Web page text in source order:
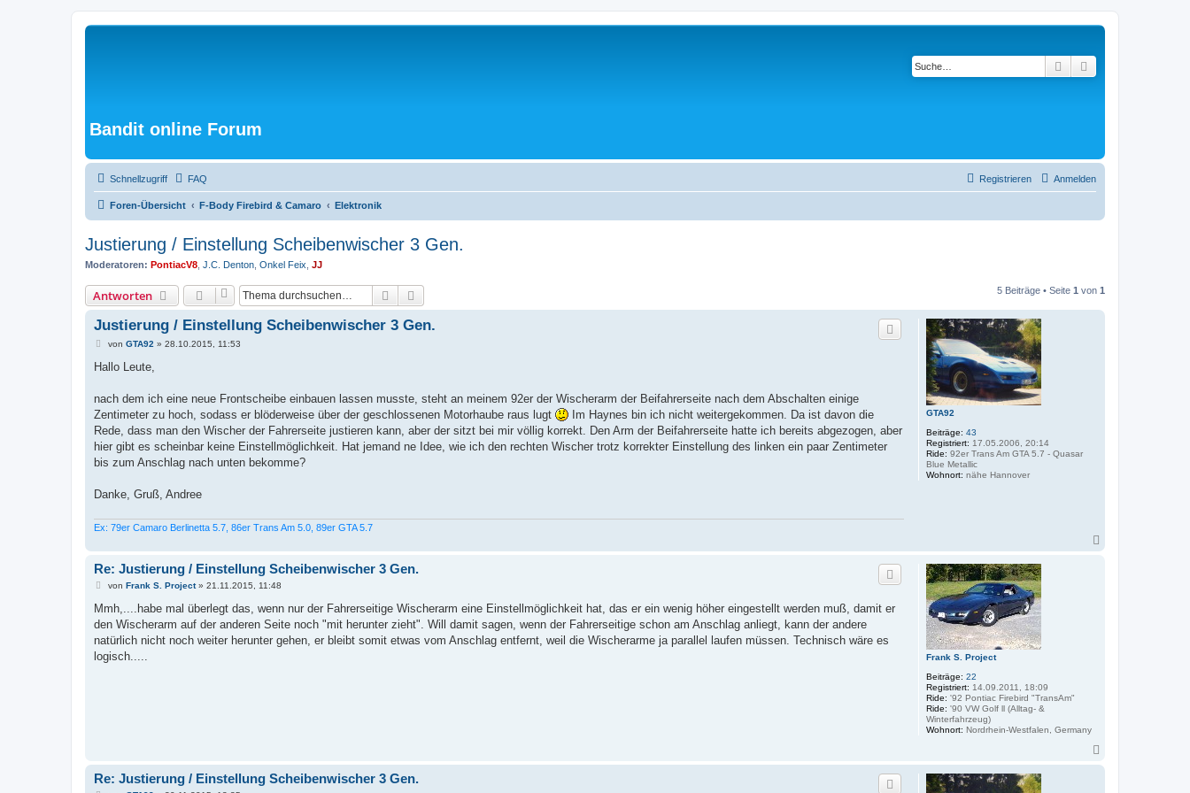
Bandit online Forum
Suche
Schnellzugriff FAQ Anmelden
Registrieren
Foren-Übersicht F-Body Firebird & Camaro Elektronik
Justierung / Einstellung Scheibenwischer 3 Gen.
Moderatoren: PontiacV8 J.C. Denton Onkel Feix JJ
Antworten Suche 5 Beiträge • Seite 1 von 1
GTA92
Beiträge: 43
Registriert: 17.05.2006, 20:14
Ride: 92er Trans Am GTA 5.7 - Quasar
Blue Metallic
Wohnort: nähe Hannover
Justierung / Einstellung Scheibenwischer 3 Gen.
B
i
a
von GTA92 » 28.10.2015, 11:53
Hallo Leute,
nach dem ich eine neue Frontscheibe einbauen lassen musste, steht an meinem 92er der Wischerarm der Beifahrerseite nach dem Abschalten einige
Zentimeter zu hoch, sodass er blöderweise über der geschlossenen Motorhaube raus lugt
Im Haynes bin ich nicht weitergekommen. Da ist davon die
Rede, dass man den Wischer der Fahrerseite justieren kann, aber der sitzt bei mir völlig korrekt. Den Arm der Beifahrerseite hatte ich bereits abgezogen, aber
hier gibt es scheinbar keine Einstellmöglichkeit. Hat jemand ne Idee, wie ich den rechten Wischer trotz korrekter Einstellung des linken ein paar Zentimeter
bis zum Anschlag nach unten bekomme?
Danke, Gruß, Andree
Ex: 79er Camaro Berlinetta 5.7, 86er Trans Am 5.0, 89er GTA 5.7
Frank S. Project
Beiträge: 22
Registriert: 14.09.2011, 18:09
Ride: '92 Pontiac Firebird "TransAm"
Ride: '90 VW Golf ll (Alltag- &
Winterfahrzeug)
Wohnort: Nordrhein-Westfalen, Germany
Re: Justierung / Einstellung Scheibenwischer 3 Gen.
B
i
r
a
von Frank S. Project» 21.11.2015, 11:48
Mmh,....habe mal überlegt das, wenn nur der Fahrerseitige Wischerarm eine Einstellmöglichkeit hat, das er ein wenig höher eingestellt werden muß, damit er
den Wischerarm auf der anderen Seite noch "mit herunter zieht". Will damit sagen, wenn der Fahrerseitige schon am Anschlag anliegt, kann der andere
natürlich nicht noch weiter herunter gehen, er bleibt somit etwas vom Anschlag entfernt, weil die Wischerarme ja parallel laufen müssen. Technisch wäre es
logisch.....
Re: Justierung / Einstellung Scheibenwischer 3 Gen.